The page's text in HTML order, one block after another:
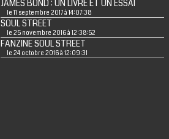
JAMES BOND : UN LIVRE ET UN ESSAI
le 11 septembre 2017 à 14:07:38
SOUL STREET
le 25 novembre 2016 à 12:38:52
FANZINE SOUL STREET
le 24 octobre 2016 à 12:09:31